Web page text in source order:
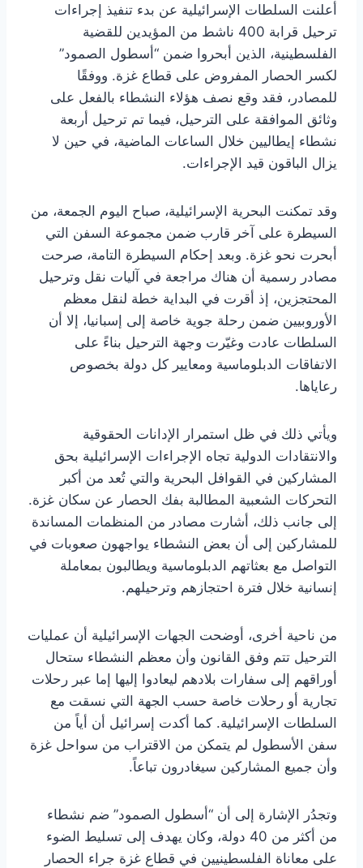
أعلنت السلطات الإسرائيلية عن بدء تنفيذ إجراءات
ترحيل قرابة 400 ناشط من المؤيدين للقضية
الفلسطينية، الذين أبحروا ضمن “أسطول الصمود”
لكسر الحصار المفروض على قطاع غزة. ووفقًا
للمصادر، فقد وقع نصف هؤلاء النشطاء بالفعل على
وثائق الموافقة على الترحيل، فيما تم ترحيل أربعة
نشطاء إيطاليين خلال الساعات الماضية، في حين لا
يزال الباقون قيد الإجراءات.
وقد تمكنت البحرية الإسرائيلية، صباح اليوم الجمعة، من
السيطرة على آخر قارب ضمن مجموعة السفن التي
أبحرت نحو غزة. وبعد إحكام السيطرة التامة، صرحت
مصادر رسمية أن هناك مراجعة في آليات نقل وترحيل
المحتجزين، إذ أقرت في البداية خطة لنقل معظم
الأوروبيين ضمن رحلة جوية خاصة إلى إسبانيا، إلا أن
السلطات عادت وغيّرت وجهة الترحيل بناءً على
الاتفاقات الدبلوماسية ومعايير كل دولة بخصوص
رعاياها.
ويأتي ذلك في ظل استمرار الإدانات الحقوقية
والانتقادات الدولية تجاه الإجراءات الإسرائيلية بحق
المشاركين في القوافل البحرية والتي تُعد من أكبر
التحركات الشعبية المطالبة بفك الحصار عن سكان غزة.
إلى جانب ذلك، أشارت مصادر من المنظمات المساندة
للمشاركين إلى أن بعض النشطاء يواجهون صعوبات في
التواصل مع بعثاتهم الدبلوماسية ويطالبون بمعاملة
إنسانية خلال فترة احتجازهم وترحيلهم.
من ناحية أخرى، أوضحت الجهات الإسرائيلية أن عمليات
الترحيل تتم وفق القانون وأن معظم النشطاء ستحال
أوراقهم إلى سفارات بلادهم ليعادوا إليها إما عبر رحلات
تجارية أو رحلات خاصة حسب الجهة التي نسقت مع
السلطات الإسرائيلية. كما أكدت إسرائيل أن أياً من
سفن الأسطول لم يتمكن من الاقتراب من سواحل غزة
وأن جميع المشاركين سيغادرون تباعاً.
وتجدُر الإشارة إلى أن “أسطول الصمود” ضم نشطاء
من أكثر من 40 دولة، وكان يهدف إلى تسليط الضوء
على معاناة الفلسطينيين في قطاع غزة جراء الحصار